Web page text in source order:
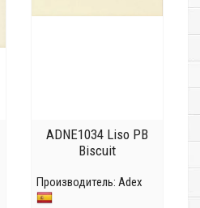
ADNE1034 Liso PB
Biscuit
Производитель: Adex